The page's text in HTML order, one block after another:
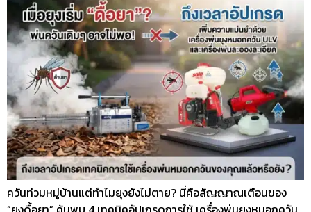
ควันท่วมหมู่บ้านแต่ทำไมยุงยังไม่ตาย? นี่คือสัญญาณเตือนของ